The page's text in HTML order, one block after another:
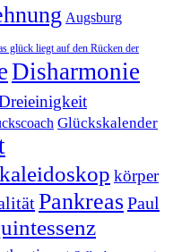
Augsburg
glück liegt auf den Rücken der
Disharmonie
Glückskalender
kaleidoskop körper
PankreasPaul